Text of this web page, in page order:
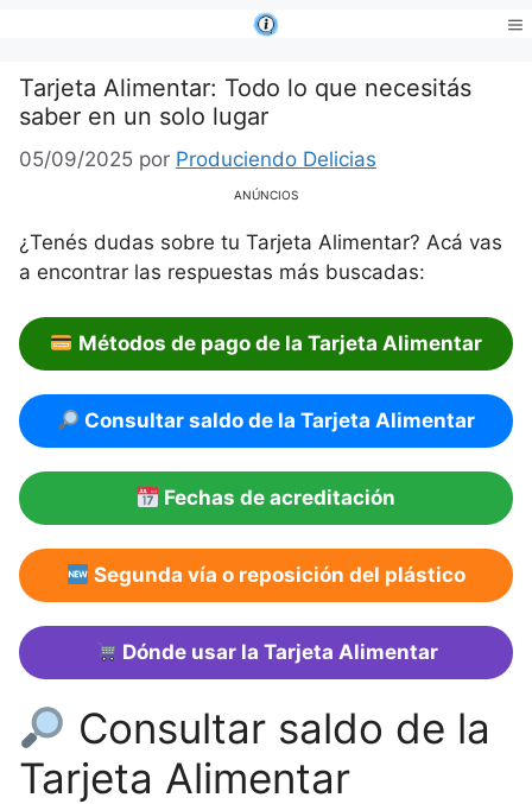
contenido
Tarjeta Alimentar: Todo lo que necesitás
saber en un solo lugar
05/09/2025 por Produciendo Delicias
ANÚNCIOS
¿Tenés dudas sobre tu Tarjeta Alimentar? Acá vas
a encontrar las respuestas más buscadas:
Métodos de pago de la Tarjeta Alimentar
Consultar saldo de la Tarjeta Alimentar
Fechas de acreditación
Segunda vía o reposición del plástico
Dónde usar la Tarjeta Alimentar
Consultar saldo de la
Tarjeta Alimentar